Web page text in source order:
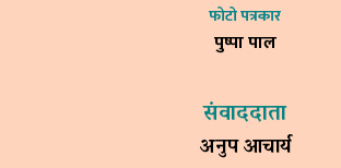
फोटो पत्रकार
पुष्पा पाल
संवाददाता
अनुप आचार्य